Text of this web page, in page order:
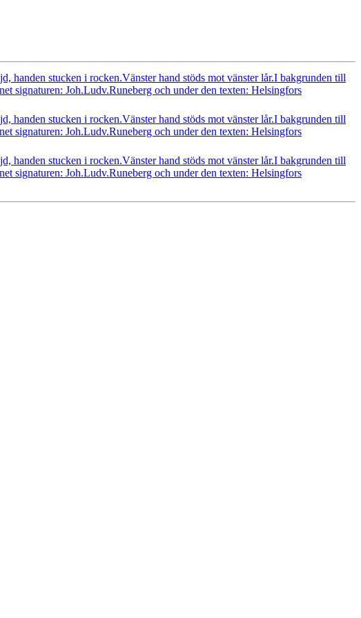
handen stucken i rocken.Vänster hand stöds mot vänster lår.I bakgrunden till
signaturen: Joh.Ludv.Runeberg och under den texten: Helsingfors
handen stucken i rocken.Vänster hand stöds mot vänster lår.I bakgrunden till
signaturen: Joh.Ludv.Runeberg och under den texten: Helsingfors
handen stucken i rocken.Vänster hand stöds mot vänster lår.I bakgrunden till
signaturen: Joh.Ludv.Runeberg och under den texten: Helsingfors